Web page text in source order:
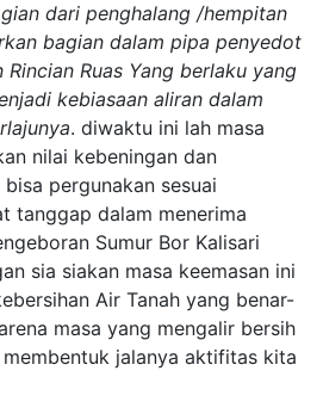
dari penghalang /hempitan
bagian dalam pipa penyedot
Ruas Yang berlaku yang
kebiasaan aliran dalam
. diwaktu ini lah masa
nilai kebeningan dan
pergunakan sesuai
tanggap dalam menerima
Sumur Bor Kalisari
sia siakan masa keemasan ini
Air Tanah yang benar-
masa yang mengalir bersih
jalanya aktifitas kita